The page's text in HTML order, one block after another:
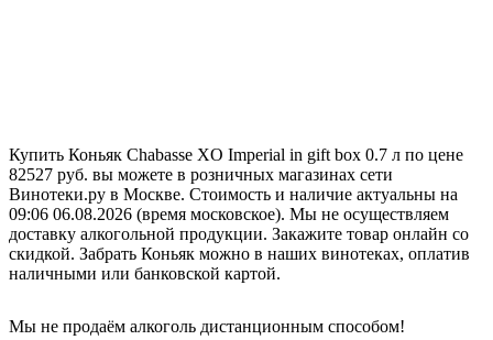
Купить Коньяк Chabasse XO Imperial in gift box 0.7 л по цене
82527 руб. вы можете в розничных магазинах сети
Винотеки.ру в Москве. Стоимость и наличие актуальны на
09:06 06.08.2026 (время московское). Мы не осуществляем
доставку алкогольной продукции. Закажите товар онлайн со
скидкой. Забрать Коньяк можно в наших винотеках, оплатив
наличными или банковской картой.
Мы не продаём алкоголь дистанционным способом!